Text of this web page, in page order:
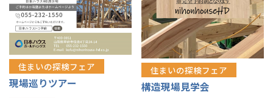
住まいの探検フェア
現場巡りツアー
住まいの探検フェア
構造現場見学会